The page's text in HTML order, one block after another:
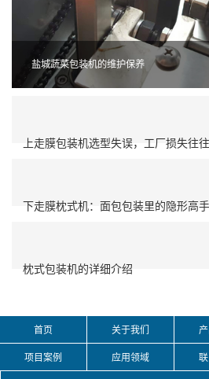
盐城蔬菜包装机的维护保养
上走膜包装机选型失误，工厂损失往
下走膜枕式机：面包包装里的隐形高手
枕式包装机的详细介绍
首页 关于我们
项目案例 应用领域 联